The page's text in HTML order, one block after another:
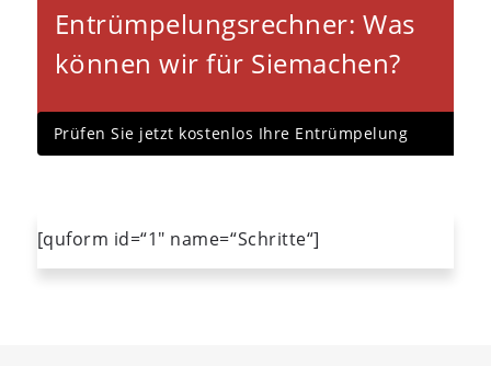
Entrümpelungsrechner: Was
können wir für Siemachen?
Prüfen Sie jetzt kostenlos Ihre Entrümpelung
[quform id=“1″ name=“Schritte“]